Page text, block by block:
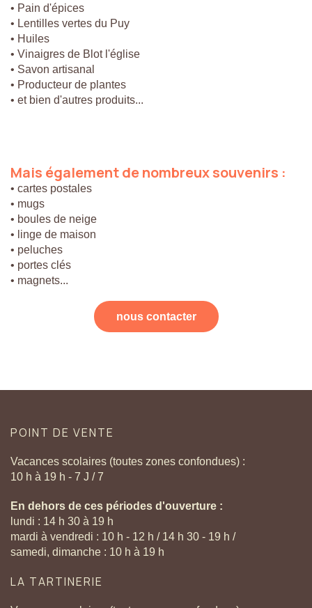
• Pain d'épices
• Lentilles vertes du Puy
• Huiles
• Vinaigres de Blot l'église
• Savon artisanal
• Producteur de plantes
• et bien d'autres produits...
Mais égalementdenombreuxsouvenirs :
• cartes postales
• mugs
• boules de neige
• linge de maison
• peluches
• portes clés
• magnets...
nous contacter
POINT DE VENTE
Vacances scolaires (toutes zones confondues) :
10 h à 19 h - 7 J / 7
En dehors de ces périodes d'ouverture :
lundi : 14 h 30 à 19 h
mardi à vendredi : 10 h - 12 h / 14 h 30 - 19 h /
samedi, dimanche : 10 h à 19 h
LA TARTINERIE